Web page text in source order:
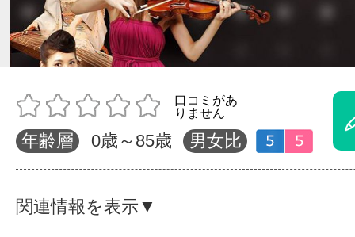
やりたいこ
特集をみる
グッドスク
年齢層 0歳～85歳 男女比
関連情報を表示▼